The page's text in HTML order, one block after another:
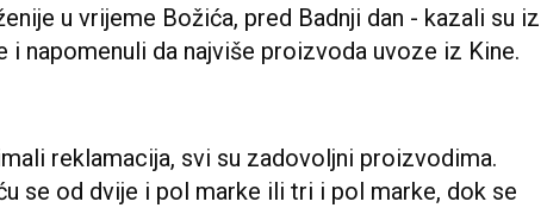
u vrijeme Božića, pred Badnji dan - kazali su iz
i napomenuli da najviše proizvoda uvoze iz Kine.
reklamacija, svi su zadovoljni proizvodima.
se od dvije i pol marke ili tri i pol marke, dok se